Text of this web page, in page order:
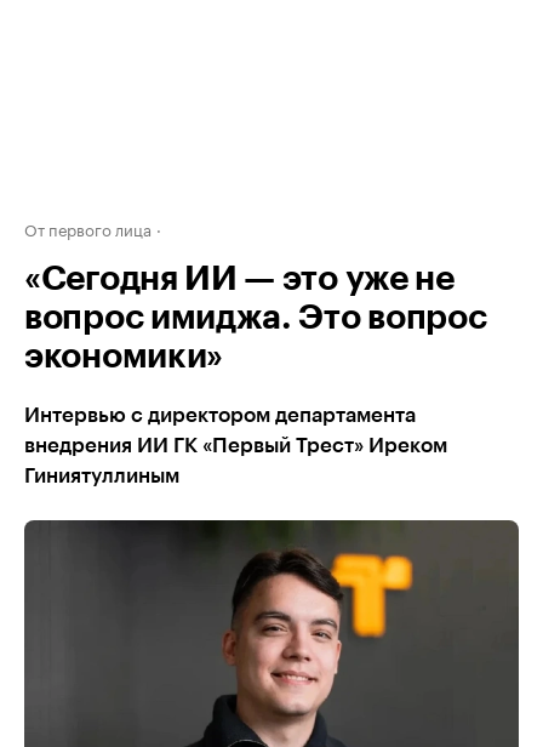
От первого лица
«Сегодня ИИ — это уже не
вопрос имиджа. Это вопрос
экономики»
Интервью с директором департамента
внедрения ИИ ГК «Первый Трест» Иреком
Гиниятуллиным